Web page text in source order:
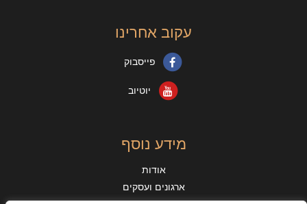
עקוב אחרינו
פייסבוק
יוטיוב
מידע נוסף
אודות
ארגונים ועסקים